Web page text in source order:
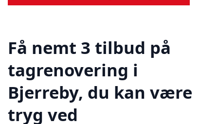
Få nemt 3 tilbud på
tagrenovering i
Bjerreby, du kan være
tryg ved